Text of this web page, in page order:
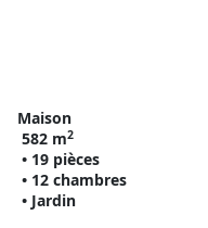
Maison
582 m2
• 19 pièces
• 12 chambres
• Jardin